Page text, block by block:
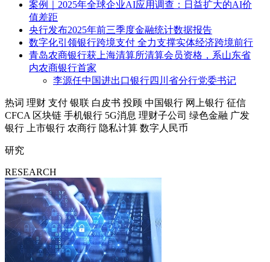
案例｜2025年全球企业AI应用调查：日益扩大的AI价
值差距
央行发布2025年前三季度金融统计数据报告
数字化引领银行跨境支付 全力支撑实体经济跨境前行
青岛农商银行获上海清算所清算会员资格，系山东省
内农商银行首家
李源任中国进出口银行四川省分行党委书记
热词 理财 支付 银联 白皮书 投顾 中国银行 网上银行 征信
CFCA 区块链 手机银行 5G消息 理财子公司 绿色金融 广发
银行
上市银行 农商行 隐私计算 数字人民币
研究
RESEARCH